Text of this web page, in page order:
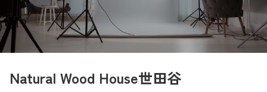
Natural Wood House世田谷